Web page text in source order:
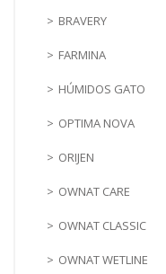
BRAVERY
FARMINA
HÚMIDOS GATO
OPTIMA NOVA
ORIJEN
OWNAT CARE
OWNAT CLASSIC
OWNAT WETLINE